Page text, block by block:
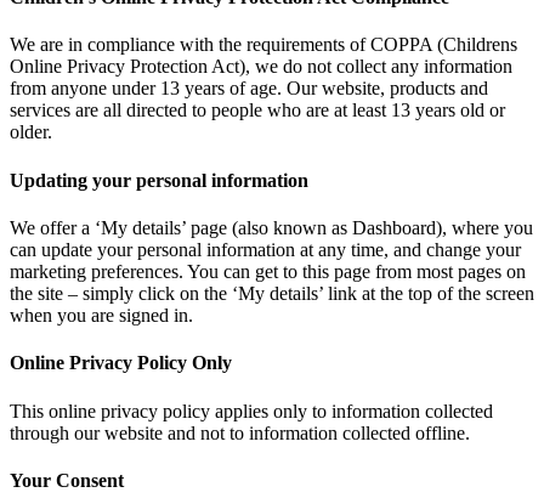
We are in compliance with the requirements of COPPA (Childrens
Online Privacy Protection Act), we do not collect any information
from anyone under 13 years of age. Our website, products and
services are all directed to people who are at least 13 years old or
older.
Updating your personal information
We offer a ‘My details’ page (also known as Dashboard), where you
can update your personal information at any time, and change your
marketing preferences. You can get to this page from most pages on
the site – simply click on the ‘My details’ link at the top of the screen
when you are signed in.
Online Privacy Policy Only
This online privacy policy applies only to information collected
through our website and not to information collected offline.
Your Consent